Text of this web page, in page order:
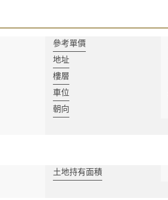
參考單價
地址
樓層
車位
朝向
土地持有面積